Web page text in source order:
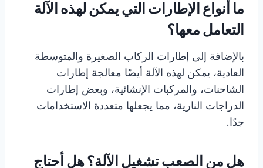
ما أنواع الإطارات التي يمكن لهذه الآلة
التعامل معها؟
بالإضافة إلى إطارات الركاب الصغيرة والمتوسطة
العادية، يمكن لهذه الآلة أيضًا معالجة إطارات
الشاحنات، والمركبات الإنشائية، وبعض إطارات
الدراجات النارية، مما يجعلها متعددة الاستخدامات
جدًا.
هل من الصعب تشغيل الآلة؟ هل أحتاج